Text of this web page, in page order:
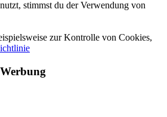
stimmst du der Verwendung von
zur Kontrolle von Cookies,